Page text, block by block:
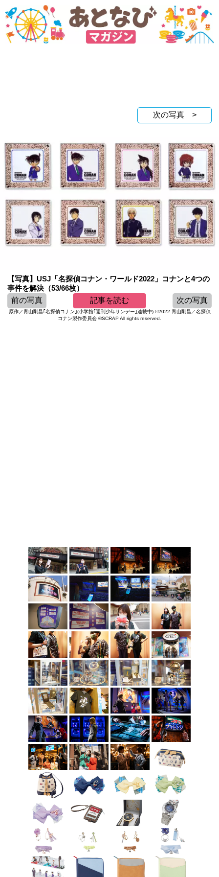
次の写真 >
【写真】USJ「名探偵コナン・ワールド2022」コナンと4つの
事件を解決（53/66枚）
前の写真
記事を読む 次の写真
原作／青山剛昌｢名探偵コナン｣(小学館｢週刊少年サンデー｣連載中) ©2022 青山剛昌／名探偵
コナン製作委員会 ©SCRAP All rights reserved.